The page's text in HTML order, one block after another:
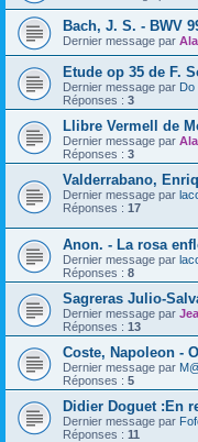
Bach, J. S. - BWV
Dernier message par
Etude op 35 de F.
Dernier message par Do
Réponses : 3
Llibre Vermell de
Dernier message par
Réponses : 3
Valderrabano,
Dernier message par
Réponses : 17
Anon. - La rosa
Dernier message par
Réponses : 8
Sagreras Julio-
Dernier message par
Réponses : 13
Coste, Napoleon -
Dernier message par
Réponses : 5
Didier Doguet :En
Dernier message par
Réponses : 11